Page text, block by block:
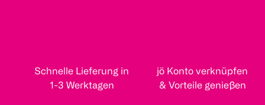
Schnelle Lieferung in
1-3 Werktagen
jö Konto verknüpfen
& Vorteile genießen